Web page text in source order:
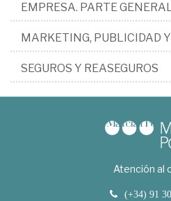
EMPRESA. PARTE
MARKETING, PUBLICIDAD
SEGUROS Y REASEGUROS
Atención al
(+34) 91